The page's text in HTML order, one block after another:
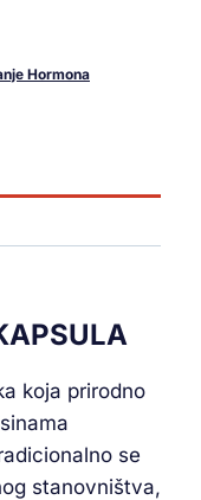
Hormona
koja prirodno
se
stanovništva,